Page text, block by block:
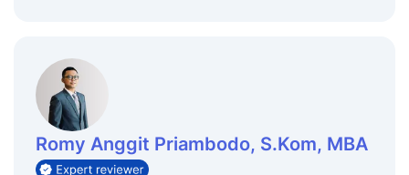
Romy Anggit Priambodo, S.Kom, MBA